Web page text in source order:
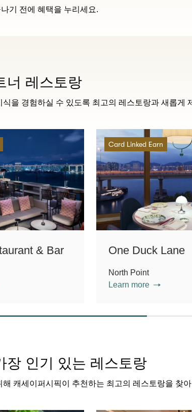
기 전에 혜택을 누리세요.
너 레스토랑
식을 경험하실 수 있도록 최고의 레스토랑과 새롭게
& Bar
Card Linked Earn
One Duck Lane
North Point
Learn more
장 인기 있는 레스토랑
해 캐세이퍼시픽이 추천하는 최고의 레스토랑을 찾